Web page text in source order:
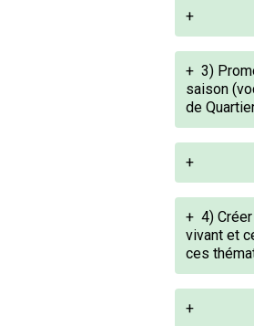
+
+ 3)
saison
de
+
+ 4)
vivant et
ces
+